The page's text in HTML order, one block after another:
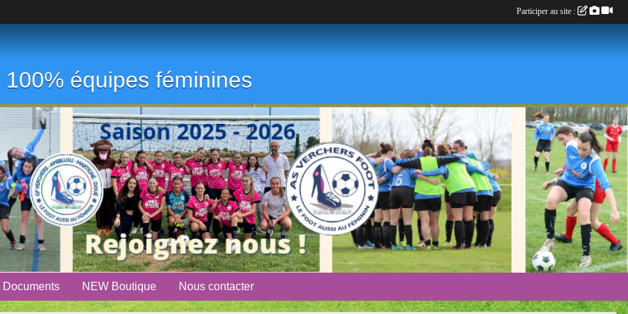
équipes féminines
Documents NEW Boutique Nous contacter
Participer au site :